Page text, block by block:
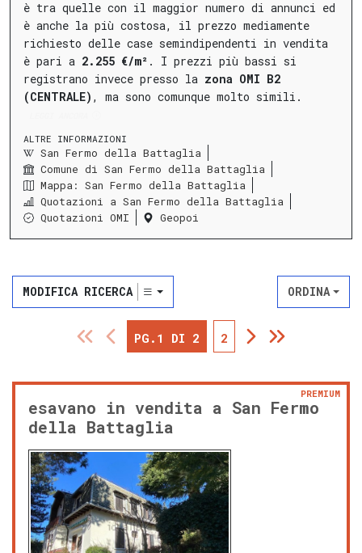
è tra quelle con il maggior numero di annunci ed
è anche la più costosa, il prezzo mediamente
richiesto delle case semindipendenti in vendita
è pari a 2.255 €/m² . I prezzi più bassi si
registrano invece presso la zona OMI B2
(CENTRALE) , ma sono comunque molto simili.
ALTRE INFORMAZIONI
San Fermo della Battaglia
Comune di San Fermo della Battaglia
Mappa: San Fermo della Battaglia
Quotazioni a San Fermo della Battaglia
Quotazioni OMI
Geopoi
MODIFICA RICERCA ORDINA
PG.1 DI 2 2
esavano in vendita a San Fermo
della Battaglia
PREMIUM